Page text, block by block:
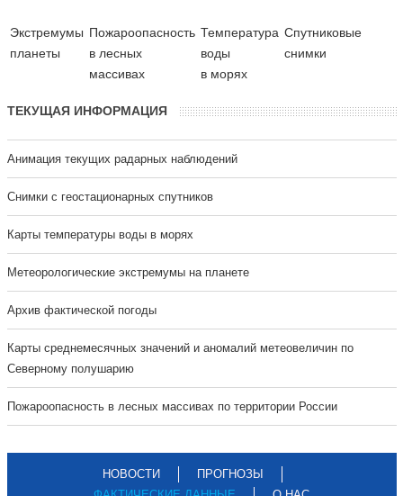
Экстремумы
планеты
Пожароопасность
в лесных
массивах
Температура
воды
в морях
Cпутниковые
снимки
ТЕКУЩАЯ ИНФОРМАЦИЯ
Анимация текущих радарных наблюдений
Cнимки с геостационарных спутников
Карты температуры воды в морях
Метеорологические экстремумы на планете
Архив фактической погоды
Карты среднемесячных значений и аномалий метеовеличин по
Северному полушарию
Пожароопасность в лесных массивах по территории России
НОВОСТИ
ПРОГНОЗЫ